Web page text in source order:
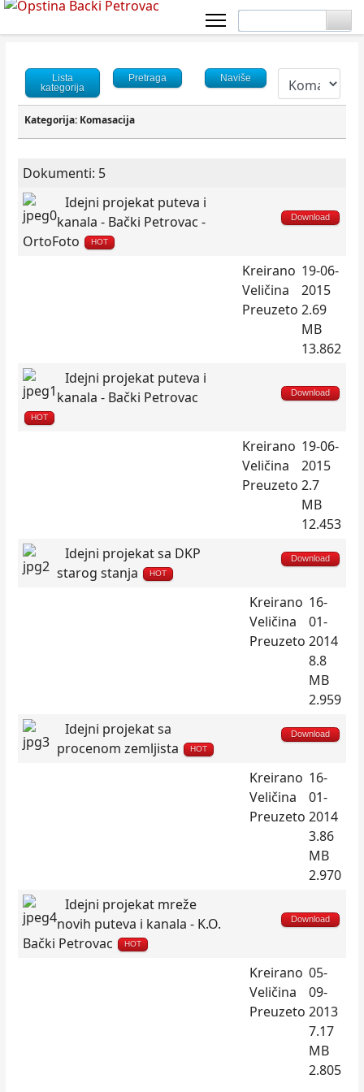
Lista
kategorija
Pretraga Naviše
Kategorija: Komasacija
Dokumenti: 5
Idejni projekat puteva i
kanala - Bački Petrovac -
OrtoFoto
HOT
Download
Kreirano
Veličina
Preuzeto
19-06-
2015
2.69
MB
13.862
Idejni projekat puteva i
kanala - Bački Petrovac
HOT
Download
Kreirano
Veličina
Preuzeto
19-06-
2015
2.7
MB
12.453
Idejni projekat sa DKP
starog stanja
HOT
Download
Kreirano
Veličina
Preuzeto
16-
01-
2014
8.8
MB
2.959
Idejni projekat sa
procenom zemljista
HOT
Download
Kreirano
Veličina
Preuzeto
16-
01-
2014
3.86
MB
2.970
Idejni projekat mreže
novih puteva i kanala - K.O.
Bački Petrovac
HOT
Download
Kreirano
Veličina
Preuzeto
05-
09-
2013
7.17
MB
2.805